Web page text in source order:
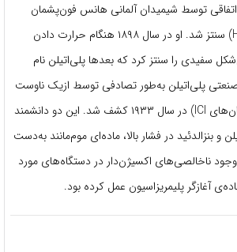
اتفاقی توسط شیمیدان آلمانی هانس فون‌پشمان
سفیدی را سنتز کرد که بعدها پلی‌اتیلن نام
پلی‌اتیلن به‌طور تصادفی توسط ازیک ناوست
و رینولرگیسون (از شیمیدان‌های ICI) در سال ۱۹۳۳ کشف شد. این دو دانشمند
و بنزالدئید در فشار بالا، ماده‌ای موم‌مانند به‌دست
ناخالصی‌های اکسیژن‌دار در دستگاه‌های مورد
آغازگر پلیمریزاسیون عمل کرده بود.